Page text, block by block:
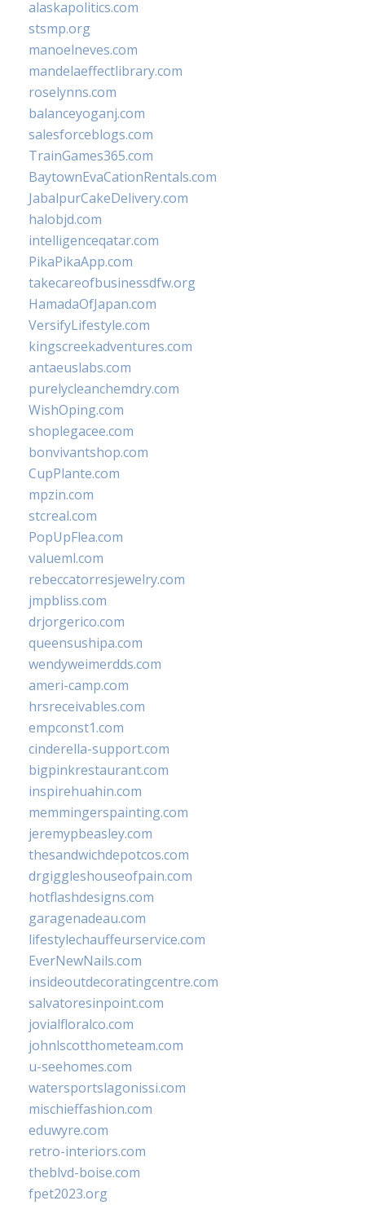
alaskapolitics.com
stsmp.org
manoelneves.com
mandelaeffectlibrary.com
roselynns.com
balanceyoganj.com
salesforceblogs.com
TrainGames365.com
BaytownEvaCationRentals.com
JabalpurCakeDelivery.com
halobjd.com
intelligenceqatar.com
PikaPikaApp.com
takecareofbusinessdfw.org
HamadaOfJapan.com
VersifyLifestyle.com
kingscreekadventures.com
antaeuslabs.com
purelycleanchemdry.com
WishOping.com
shoplegacee.com
bonvivantshop.com
CupPlante.com
mpzin.com
stcreal.com
PopUpFlea.com
valueml.com
rebeccatorresjewelry.com
jmpbliss.com
drjorgerico.com
queensushipa.com
wendyweimerdds.com
ameri-camp.com
hrsreceivables.com
empconst1.com
cinderella-support.com
bigpinkrestaurant.com
inspirehuahin.com
memmingerspainting.com
jeremypbeasley.com
thesandwichdepotcos.com
drgiggleshouseofpain.com
hotflashdesigns.com
garagenadeau.com
lifestylechauffeurservice.com
EverNewNails.com
insideoutdecoratingcentre.com
salvatoresinpoint.com
jovialfloralco.com
johnlscotthometeam.com
u-seehomes.com
watersportslagonissi.com
mischieffashion.com
eduwyre.com
retro-interiors.com
theblvd-boise.com
fpet2023.org